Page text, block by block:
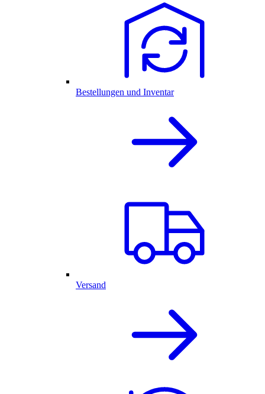
Bestellungen und Inventar
Versand